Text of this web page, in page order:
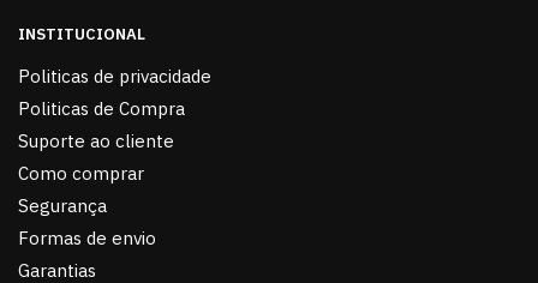
INSTITUCIONAL
Politicas de privacidade
Politicas de Compra
Suporte ao cliente
Como comprar
Segurança
Formas de envio
Garantias